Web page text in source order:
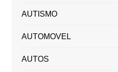
AUTISMO
AUTOMOVEL
AUTOS